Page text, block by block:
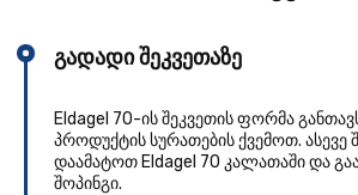
გადადი შეკვეთაზე
Eldagel 70-ის შეკვეთის ფორმა
პროდუქტის სურათების ქვემოთ. ასევე
დაამატოთ Eldagel 70 კალათაში და
შოპინგი.